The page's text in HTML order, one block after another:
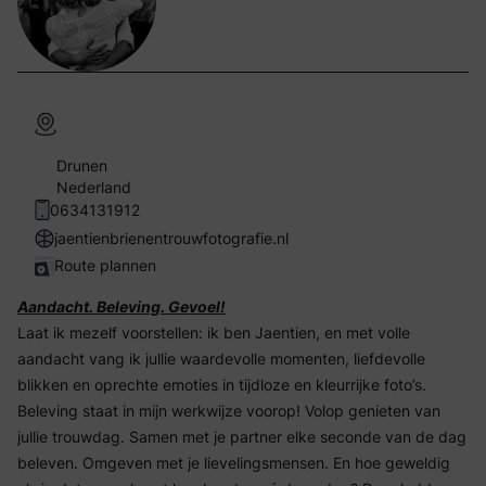
Drunen
Nederland
0634131912
jaentienbrienentrouwfotografie.nl
Route plannen
Aandacht. Beleving. Gevoel!
Laat ik mezelf voorstellen: ik ben Jaentien, en met volle
aandacht vang ik jullie waardevolle momenten, liefdevolle
blikken en oprechte emoties in tijdloze en kleurrijke foto’s.
Beleving staat in mijn werkwijze voorop! Volop genieten van
jullie trouwdag. Samen met je partner elke seconde van de dag
beleven. Omgeven met je lievelingsmensen. En hoe geweldig